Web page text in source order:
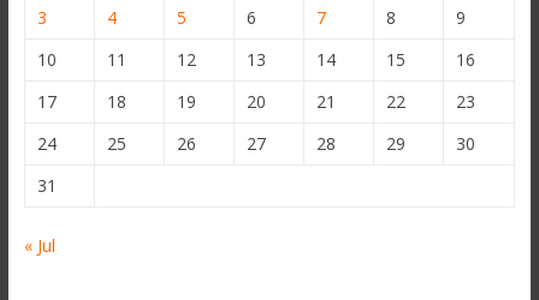
3
4 5 6 7 8
9
10
11 12 13 14 15
16
17
18 19 20 21 22
23
24
25 26 27 28 29
30
31
« Jul